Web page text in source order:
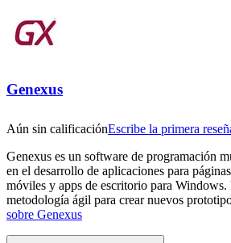
Genexus
Aún sin calificaciónEscribe la primera
Genexus es un software de programación
en el desarrollo de aplicaciones para
móviles y apps de escritorio para Windows.
metodología ágil para crear nuevos
sobre Genexus